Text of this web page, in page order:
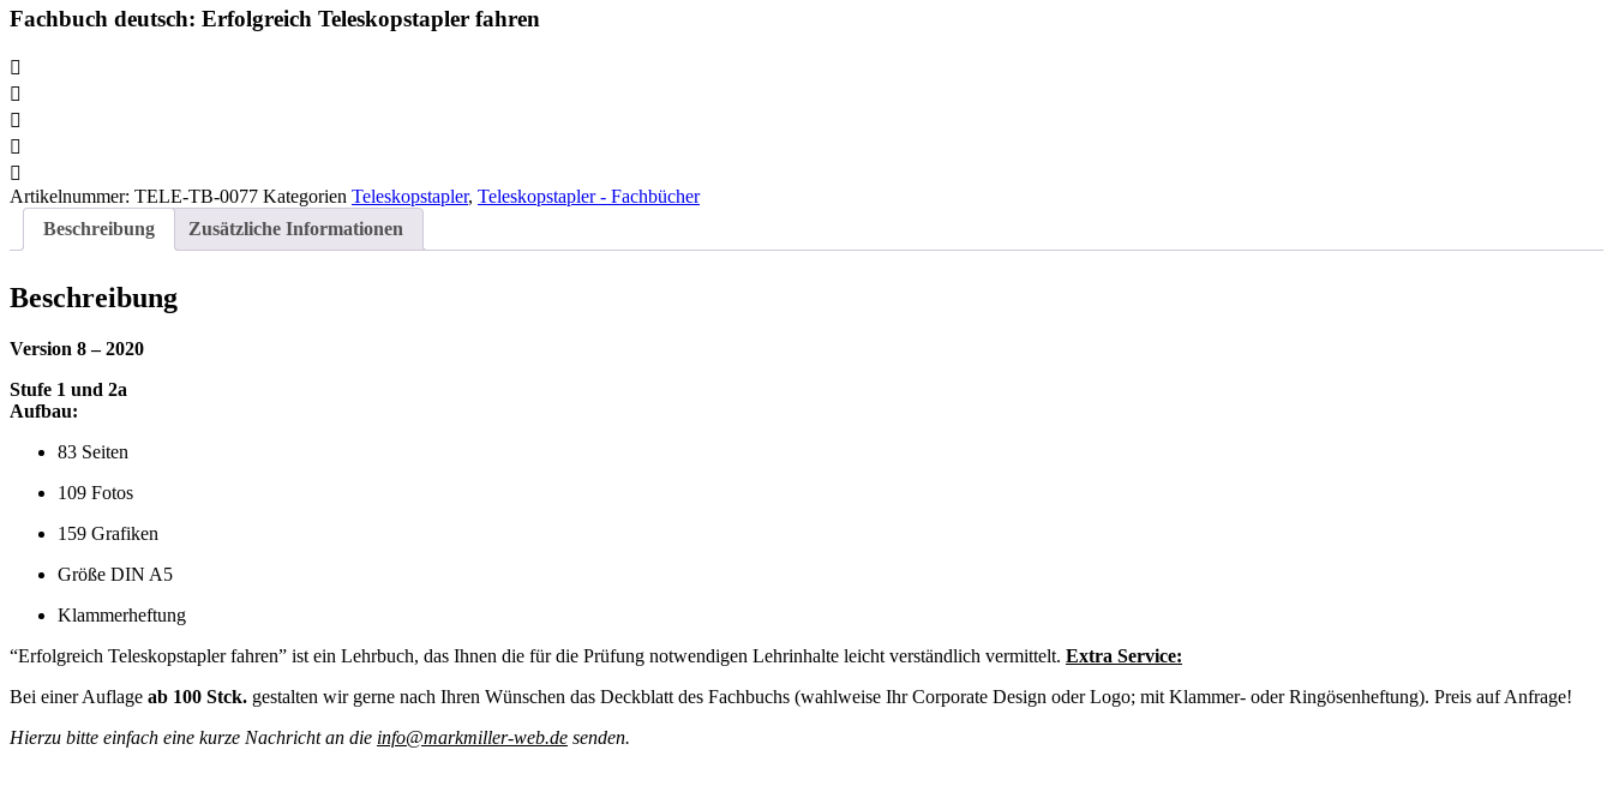
Menge
Fachbuch deutsch: Erfolgreich Teleskopstapler fahren
Artikelnummer: TELE-TB-0077 Kategorien Teleskopstapler, Teleskopstapler - Fachbücher
Beschreibung
Zusätzliche Informationen
Beschreibung
Version 8 – 2020
Stufe 1 und 2a
Aufbau:
83 Seiten
109 Fotos
159 Grafiken
Größe DIN A5
Klammerheftung
“Erfolgreich Teleskopstapler fahren” ist ein Lehrbuch, das Ihnen die für die Prüfung notwendigen Lehrinhalte leicht verständlich vermittelt. Extra Service:
Bei einer Auflage ab 100 Stck. gestalten wir gerne nach Ihren Wünschen das Deckblatt des Fachbuchs (wahlweise Ihr Corporate Design oder Logo; mit Klammer- oder Ringösenheftung). Preis auf Anfrage!
Hierzu bitte einfach eine kurze Nachricht an die info@markmiller-web.de senden.